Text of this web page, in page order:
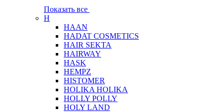
Показать все
H
HAAN
HADAT COSMETICS
HAIR SEKTA
HAIRWAY
HASK
HEMPZ
HISTOMER
HOLIKA HOLIKA
HOLLY POLLY
HOLY LAND